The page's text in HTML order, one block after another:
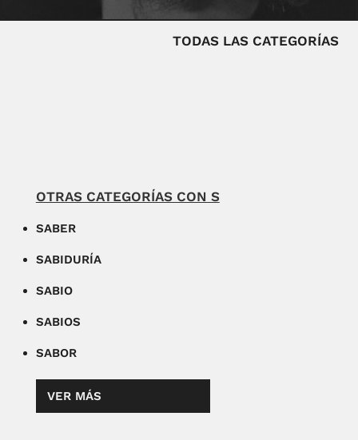
TODAS LAS CATEGORÍAS
OTRAS CATEGORÍAS CON S
SABER
SABIDURÍA
SABIO
SABIOS
SABOR
VER MÁS